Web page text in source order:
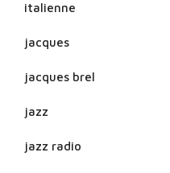
italienne
jacques
jacques brel
jazz
jazz radio